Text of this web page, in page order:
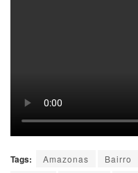
Tags: Amazonas Bairro